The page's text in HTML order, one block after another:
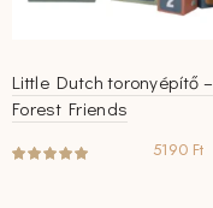
Little Dutch toronyépítő –
Forest Friends
5190 Ft